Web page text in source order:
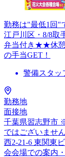
勤務は"最低1回"
江戸川区・8/8取
弁当付き★★休憩
の手当GET！
警備スタッ
勤務地
面接地
千葉県習志野市
ではございませ
西2-21-6 東関東
会会場での案内